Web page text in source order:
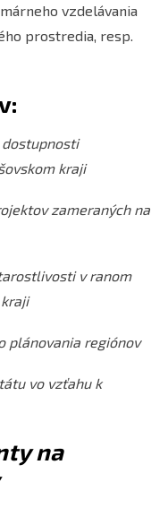
vzdelávania
prostredia, resp.
dostupnosti
kraji
zameraných na
v ranom
plánovania regiónov
vo vzťahu k
na